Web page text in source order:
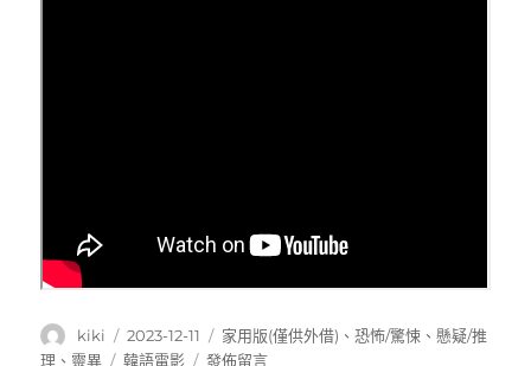
作
者
kiki
發
佈
2023-12-11
分
類
家用版(僅供外借) 、恐怖/驚悚 、懸疑/推
理 、 靈異
標
韓語電影
在
發佈留言